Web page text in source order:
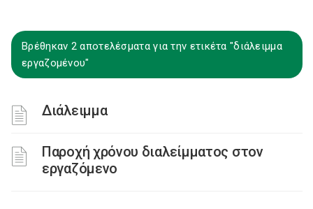
Βρέθηκαν 2 αποτελέσματα για την ετικέτα "διάλειμμα
εργαζομένου"
Διάλειμμα
Παροχή χρόνου διαλείμματος στον
εργαζόμενο